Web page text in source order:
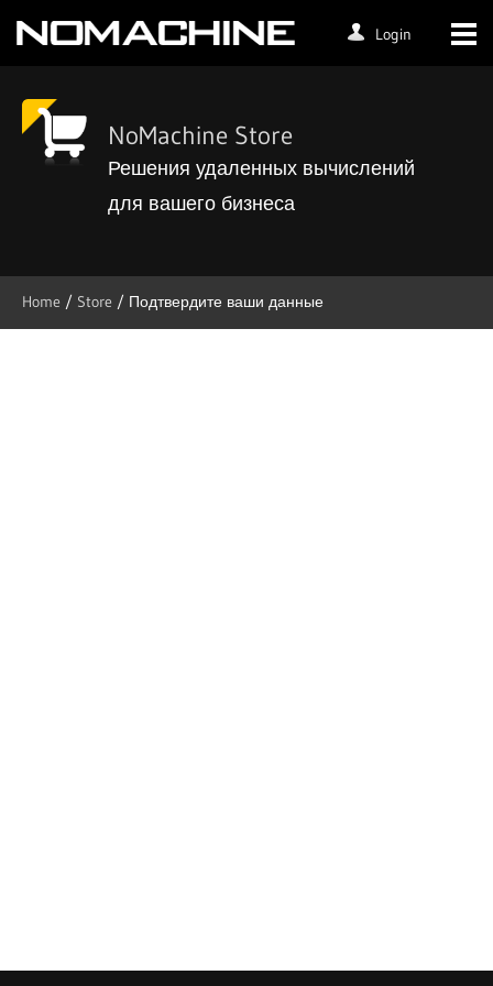
Login
NoMachine Store
Решения удаленных вычислений
для вашего бизнеса
Home / Store / Подтвердите ваши данные